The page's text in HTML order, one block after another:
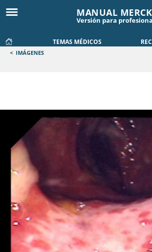
MANUAL MERCK
Versión para
TEMAS MÉDICOS
< IMÁGENES